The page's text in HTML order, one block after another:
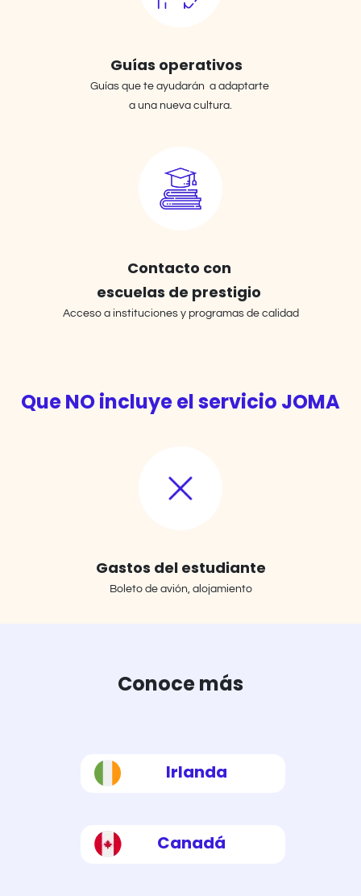
Guías operativos
Guías que te ayudarán a adaptarte
a una nueva cultura.
Contacto con
escuelas de prestigio
Acceso a instituciones y programas de calidad
Que NO incluye el servicio JOMA
Gastos del estudiante
Boleto de avión, alojamiento
Conoce más
Irlanda
Canadá